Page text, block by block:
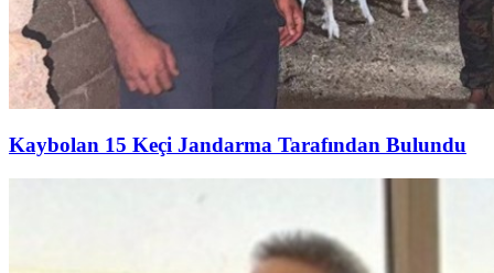
Kaybolan 15 Keçi Jandarma Tarafından Bulundu